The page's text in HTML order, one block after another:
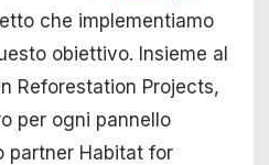
che implementiamo
obiettivo. Insieme al
Reforestation Projects,
per ogni pannello
partner Habitat for